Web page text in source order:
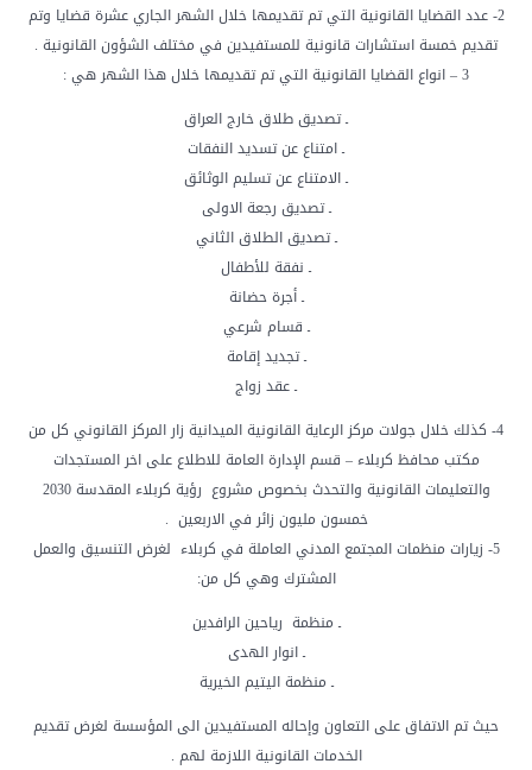
2- عدد القضايا القانونية التي تم تقديمها خلال الشهر الجاري عشرة قضايا وتم
تقديم خمسة استشارات قانونية للمستفيدين في مختلف الشؤون القانونية .
3 – انواع القضايا القانونية التي تم تقديمها خلال هذا الشهر هي :
ـ تصديق طلاق خارج العراق
ـ امتناع عن تسديد النفقات
ـ الامتناع عن تسليم الوثائق
ـ تصديق رجعة الاولى
ـ تصديق الطلاق الثاني
ـ نفقة للأطفال
ـ أجرة حضانة
ـ قسام شرعي
ـ تجديد إقامة
ـ عقد زواج
4- كذلك خلال جولات مركز الرعاية القانونية الميدانية زار المركز القانوني كل من
مكتب محافظ كربلاء – قسم الإدارة العامة للاطلاع على اخر المستجدات
والتعليمات القانونية والتحدث بخصوص مشروع رؤية كربلاء المقدسة 2030
خمسون مليون زائر في الاربعين .
5- زيارات منظمات المجتمع المدني العاملة في كربلاء لغرض التنسيق والعمل
المشترك وهي كل من:
ـ منظمة رياحين الرافدين
ـ انوار الهدى
ـ منظمة اليتيم الخيرية
حيث تم الاتفاق على التعاون وإحاله المستفيدين الى المؤسسة لغرض تقديم
الخدمات القانونية اللازمة لهم .